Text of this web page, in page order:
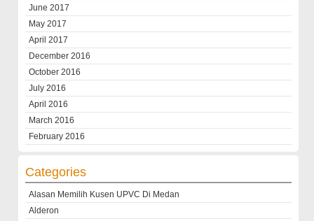
June 2017
May 2017
April 2017
December 2016
October 2016
July 2016
April 2016
March 2016
February 2016
Categories
Alasan Memilih Kusen UPVC Di Medan
Alderon